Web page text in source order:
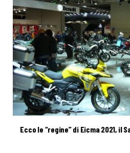
Ecco le “regine” di Eicma 2021, il